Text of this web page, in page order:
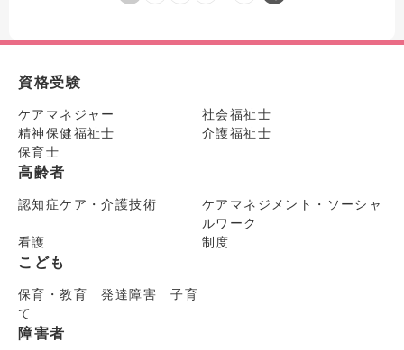
資格受験
ケアマネジャー
社会福祉士
精神保健福祉士
介護福祉士
保育士
高齢者
認知症ケア・介護技術
ケアマネジメント・ソーシャ
ルワーク
看護
制度
こども
保育・教育 発達障害 子育
て
障害者